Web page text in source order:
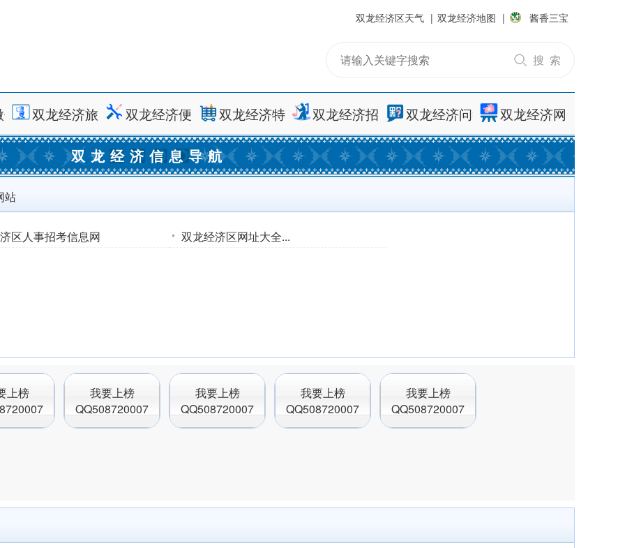
双龙经济区天气 | 双龙经济地图 | 酱香三宝
搜 索
信 双龙经济旅游 双龙经济便民 双龙经济特产 双龙经济招考 双龙经济问答 双龙经济网址
双龙经济信息导航
站
区人事招考信息网 双龙经济区网址大全...
上榜
我要上榜
QQ508720007
我要上榜
QQ508720007
我要上榜
QQ508720007
我要上榜
QQ508720007